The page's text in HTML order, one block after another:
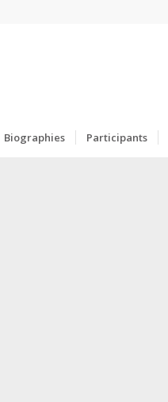
Biographies Participants